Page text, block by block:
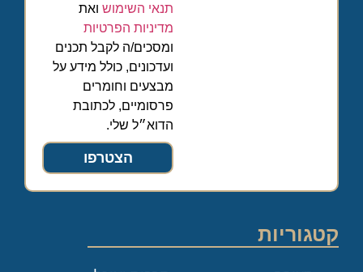
תנאי השימוש ואת
מדיניות הפרטיות
ומסכים/ה לקבל תכנים
ועדכונים, כולל מידע על
מבצעים וחומרים
פרסומיים, לכתובת
הדוא״ל שלי.
הצטרפו
קטגוריות